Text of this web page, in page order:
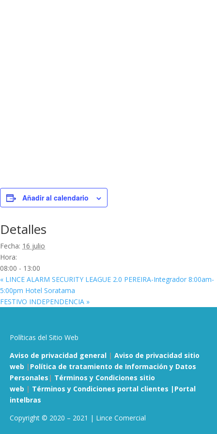
Añadir al calendario
Detalles
Fecha: 16 julio
Hora:
08:00 - 13:00
« LINCE ALARM SECURITY LEAGUE 2.0 PEREIRA-Integrador 8:00am-
5:00pm Hotel Soratama
FESTIVO INDEPENDENCIA »
Políticas del Sitio Web
Aviso de privacidad general | Aviso de privacidad sitio
web | Política de tratamiento de Información y Datos
Personales | Términos y Condiciones sitio
web | Términos y Condiciones portal clientes | Portal
intelbras
Copyright © 2020 – 2021 | Lince Comercial